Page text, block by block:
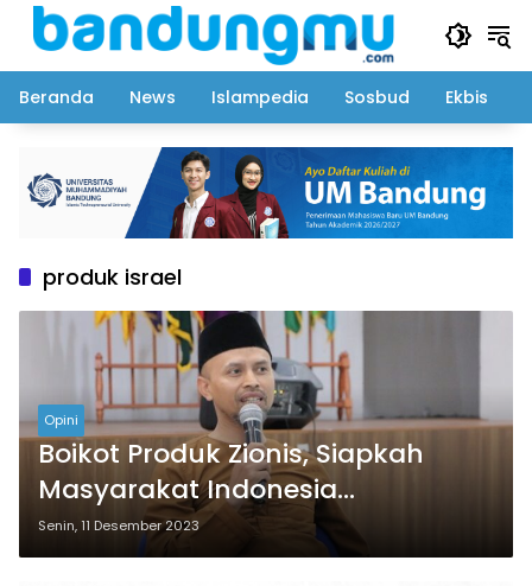
Langsung
Beranda
News Islampedia Sosbud Ekbis
produk israel
Opini
Boikot Produk Zionis, Siapkah
Masyarakat Indonesia
Melakukannya?
Senin, 11 Desember 2023